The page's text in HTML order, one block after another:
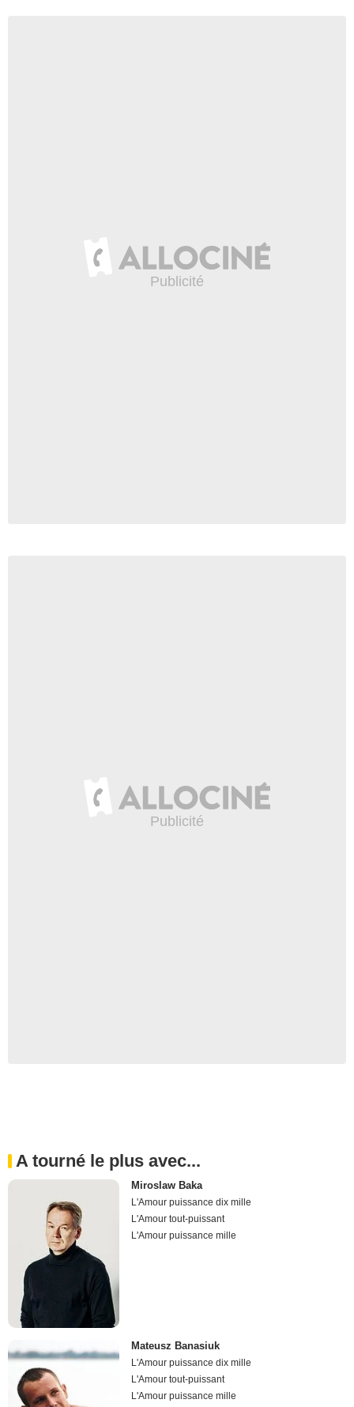
A tourné le plus avec...
Miroslaw Baka
L'Amour puissance dix mille
L'Amour tout-puissant
L'Amour puissance mille
Mateusz Banasiuk
L'Amour puissance dix mille
L'Amour tout-puissant
L'Amour puissance mille